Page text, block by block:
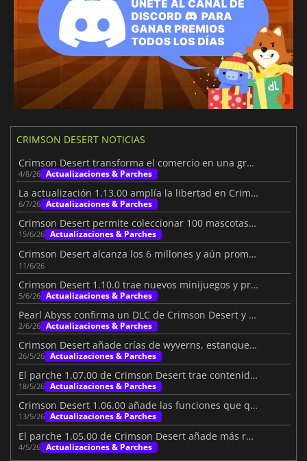
CRIMSON DESERT NOTICIAS
Crimson Desert transforma el comercio en una gran aventura
4/8/26 Actualizaciones & Parches
La actualización 1.13.00 amplía la libertad en Crimson Desert
6/7/26 Actualizaciones & Parches
Crimson Desert permite coleccionar 100 mascotas tras el parche
15/6/26 Actualizaciones & Parches
Crimson Desert alcanza los 6 millones y aún promete más
11/6/26
Crimson Desert 1.10.0 trae nuevos minijuegos y progresión de monturas
5/6/26 Actualizaciones & Parches
Pearl Abyss confirma un DLC de Crimson Desert y futuros contenidos
2/6/26 Actualizaciones & Parches
Crimson Desert añade crías de wyverns, estanques y mucho más
26/5/26 Actualizaciones & Parches
El parche 1.07.00 de Crimson Desert trae contenido y mejoras
18/5/26 Actualizaciones & Parches
Crimson Desert 1.06.00 añade las funciones que querían los jugadores
13/5/26 Actualizaciones & Parches
El parche 1.05.00 de Crimson Desert añade más razones para volver
4/5/26 Actualizaciones & Parches